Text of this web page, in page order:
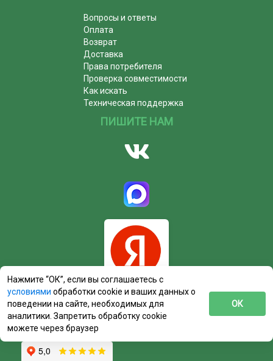
Вопросы и ответы
Оплата
Возврат
Доставка
Права потребителя
Проверка совместимости
Как искать
Техническая поддержка
ПИШИТЕ НАМ
Нажмите “ОК”, если вы соглашаетесь с
условиями обработки cookie и ваших данных о
поведении на сайте, необходимых для
аналитики. Запретить обработку cookie
можете через браузер
ОК